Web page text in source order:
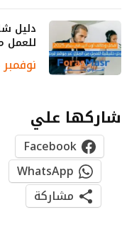
دليل
للعمل
نوفمبر 6, 2025
شاركها علي
Facebook
WhatsApp
مشاركة